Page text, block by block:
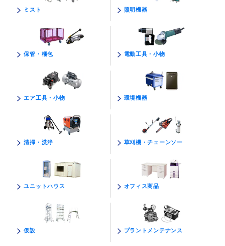
ミスト 照明機器
保管・梱包 電動工具・小物
エア工具・小物 環境機器
清掃・洗浄 草刈機・チェーンソー
ユニットハウス オフィス商品
仮設 プラントメンテナンス